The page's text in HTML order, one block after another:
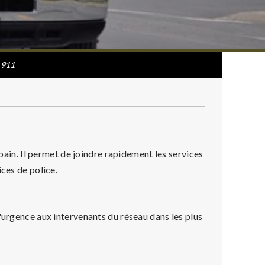
911
Il permet de joindre rapidement les services
de police.
aux intervenants du réseau dans les plus